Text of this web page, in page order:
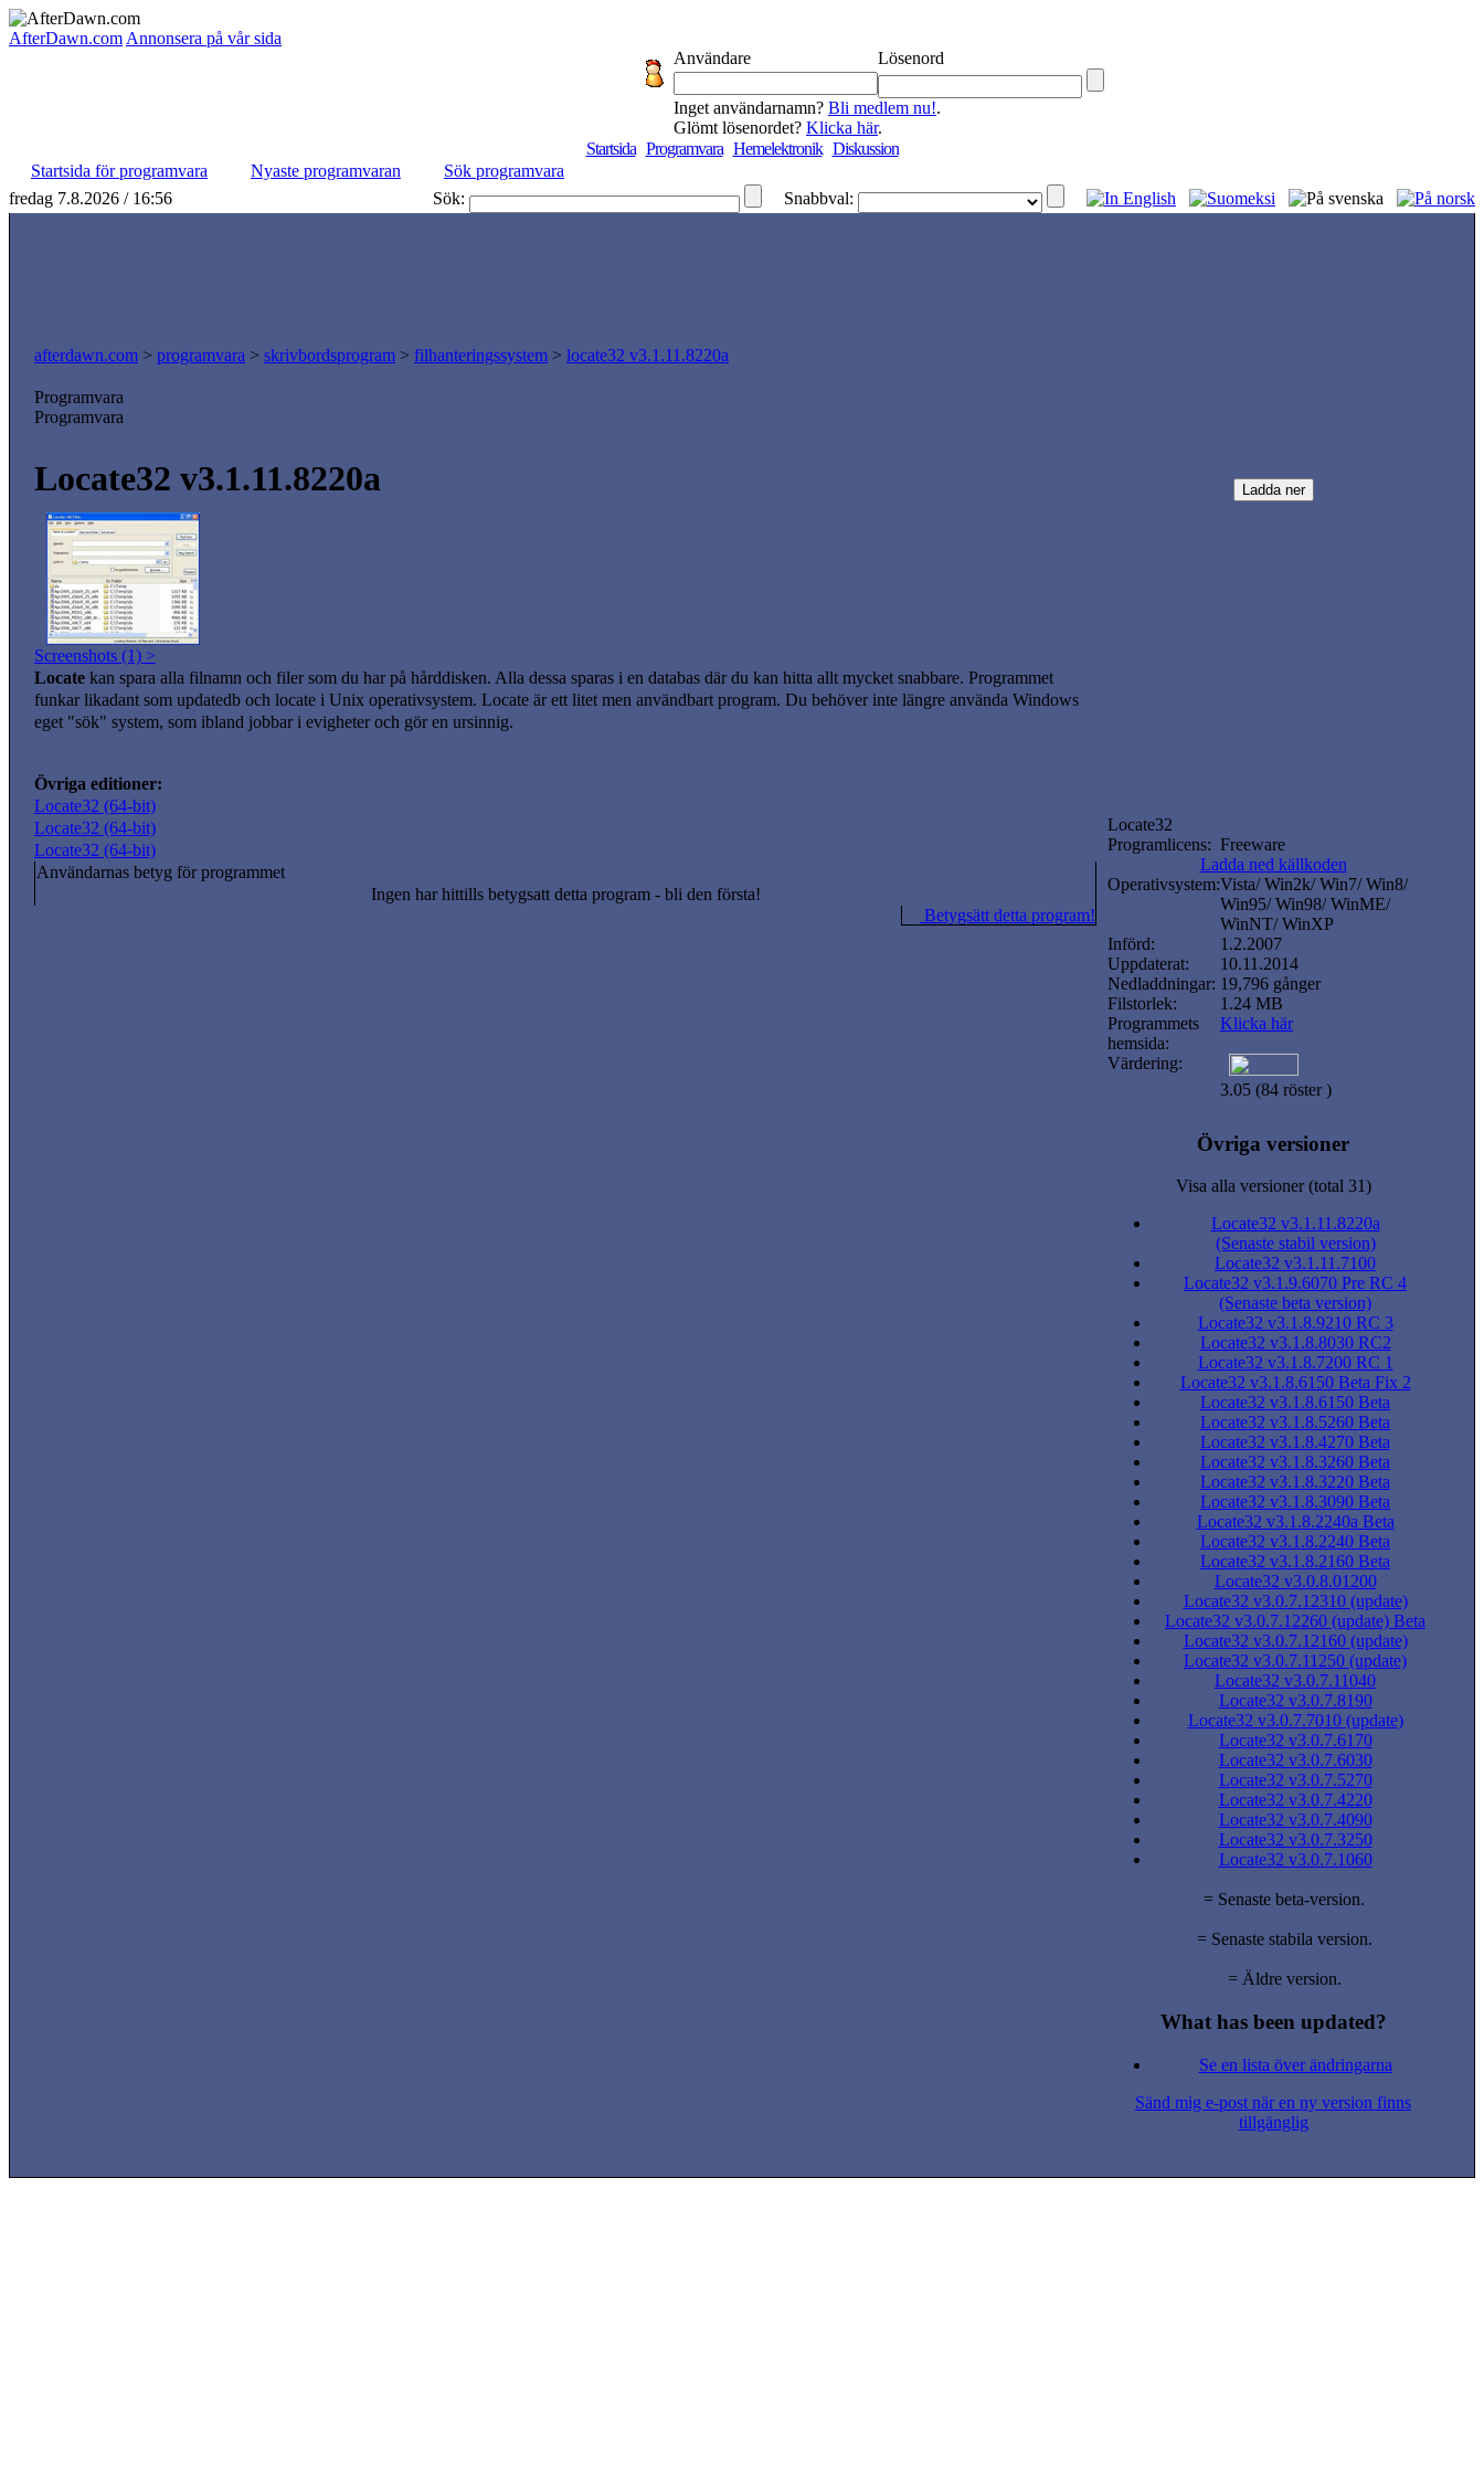
AfterDawn.com Annonsera på vår sida
Användare
Lösenord
Inget användarnamn? Bli medlem nu!.
Glömt lösenordet? Klicka här.
Startsida Programvara Hemelektronik Diskussion
Startsida för programvara
Nyaste programvaran
Sök programvara
fredag 7.8.2026 / 16:56
Sök: Snabbval:
afterdawn.com > programvara > skrivbordsprogram > filhanteringssystem > locate32 v3.1.11.8220a
Programvara
Programvara
Locate32 v3.1.11.8220a
Screenshots (1) >
Locate kan spara alla filnamn och filer som du har på hårddisken. Alla dessa sparas i en databas där du kan hitta allt mycket snabbare. Programmet
funkar likadant som updatedb och locate i Unix operativsystem. Locate är ett litet men användbart program. Du behöver inte längre använda Windows
eget "sök" system, som ibland jobbar i evigheter och gör en ursinnig.
Övriga editioner:
Locate32 (64-bit)
Locate32 (64-bit)
Locate32 (64-bit)
Locate32
Programlicens: Freeware
Ladda ned källkoden
Operativsystem:Vista/ Win2k/ Win7/ Win8/
Win95/ Win98/ WinME/
WinNT/ WinXP
Införd:
1.2.2007
Uppdaterat:
10.11.2014
Nedladdningar: 19,796 gånger
Filstorlek:
1.24 MB
Programmets
hemsida:
Klicka här
Värdering:
3.05 (84 röster )
Övriga versioner
Visa alla versioner (total 31)
Locate32 v3.1.11.8220a
(Senaste stabil version)
Locate32 v3.1.11.7100
Locate32 v3.1.9.6070 Pre RC 4
(Senaste beta version)
Locate32 v3.1.8.9210 RC 3
Locate32 v3.1.8.8030 RC2
Locate32 v3.1.8.7200 RC 1
Locate32 v3.1.8.6150 Beta Fix 2
Locate32 v3.1.8.6150 Beta
Locate32 v3.1.8.5260 Beta
Locate32 v3.1.8.4270 Beta
Locate32 v3.1.8.3260 Beta
Locate32 v3.1.8.3220 Beta
Locate32 v3.1.8.3090 Beta
Locate32 v3.1.8.2240a Beta
Locate32 v3.1.8.2240 Beta
Locate32 v3.1.8.2160 Beta
Locate32 v3.0.8.01200
Locate32 v3.0.7.12310 (update)
Locate32 v3.0.7.12260 (update) Beta
Locate32 v3.0.7.12160 (update)
Locate32 v3.0.7.11250 (update)
Locate32 v3.0.7.11040
Locate32 v3.0.7.8190
Locate32 v3.0.7.7010 (update)
Locate32 v3.0.7.6170
Locate32 v3.0.7.6030
Locate32 v3.0.7.5270
Locate32 v3.0.7.4220
Locate32 v3.0.7.4090
Locate32 v3.0.7.3250
Locate32 v3.0.7.1060
= Senaste beta-version.
= Senaste stabila version.
= Äldre version.
What has been updated?
Se en lista över ändringarna
Sänd mig e-post när en ny version finns
tillgänglig
Användarnas betyg för programmet
Ingen har hittills betygsatt detta program - bli den första!
Betygsätt detta program!